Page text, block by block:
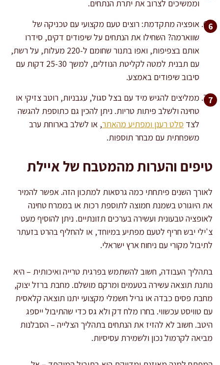
וממשיכים לצרוב את יתרת הנתחים.
אופציה מתקדמת: רוצים טעם מקצועי עם טכניקה של
שווארמה? השחילו את הנתחים על שיפודים דקים, סידרו
אותם בצפיפות, ואפו בתנור שחומם ל-220 מעלות, על רשת,
עם תבנית למטה לקליטת הנוזלים, למשך 25-30 דקות עם
סיבוב שיפודים באמצע.
ממליצים להגיש מיד עם בצל סגול, עגבניות, רוטב צזיקי או
טחינה ולשלב פיתות טריות. ניתן להכין גם כתוספת להגשה
לצד סלט רענן ומפתיע מהאתר, או לשלב בארוחת ערב
משפחתית עם מבחר תוספות.
טיפים והערות מהמטבח של איילת
לאורך השנים פיתחתי כמה גרסאות למתכון הזה. אפשר להמיר
את היוגורט בשמנת חמוצה לתוספת רכות או בממרח טחינה
לאופציה טבעונית ועשירה בערכים תזונתיים. ניתן להוסיף מעט
צ'ילי יבש חריף לטעם מפתיע במיוחד, או להחליף בהרט בזעתר
לתיבול מקורי עם ניחוח ארץ ישראלי.
בתהליך העבודה, חשוב להשתמש בפרגית טרייה ואיכותית – היא
נותנת תוצאה עשירה בטעמים ומרקם מושלם. מחבת ברזל יצוק,
מחבת פסים כבדה או גריל חשמלי מקצועי יתנו תוצאה קלאסית
עם טוויסט עכשווי. בחרו מלח דק ולא גס כדי שהתיבול ייספג
היטב. חשוב לא להזיז את הנתחים בתהליך הצלייה – הסבלנות
מביאה לקרמול נכון ולשמירת עסיסיות.